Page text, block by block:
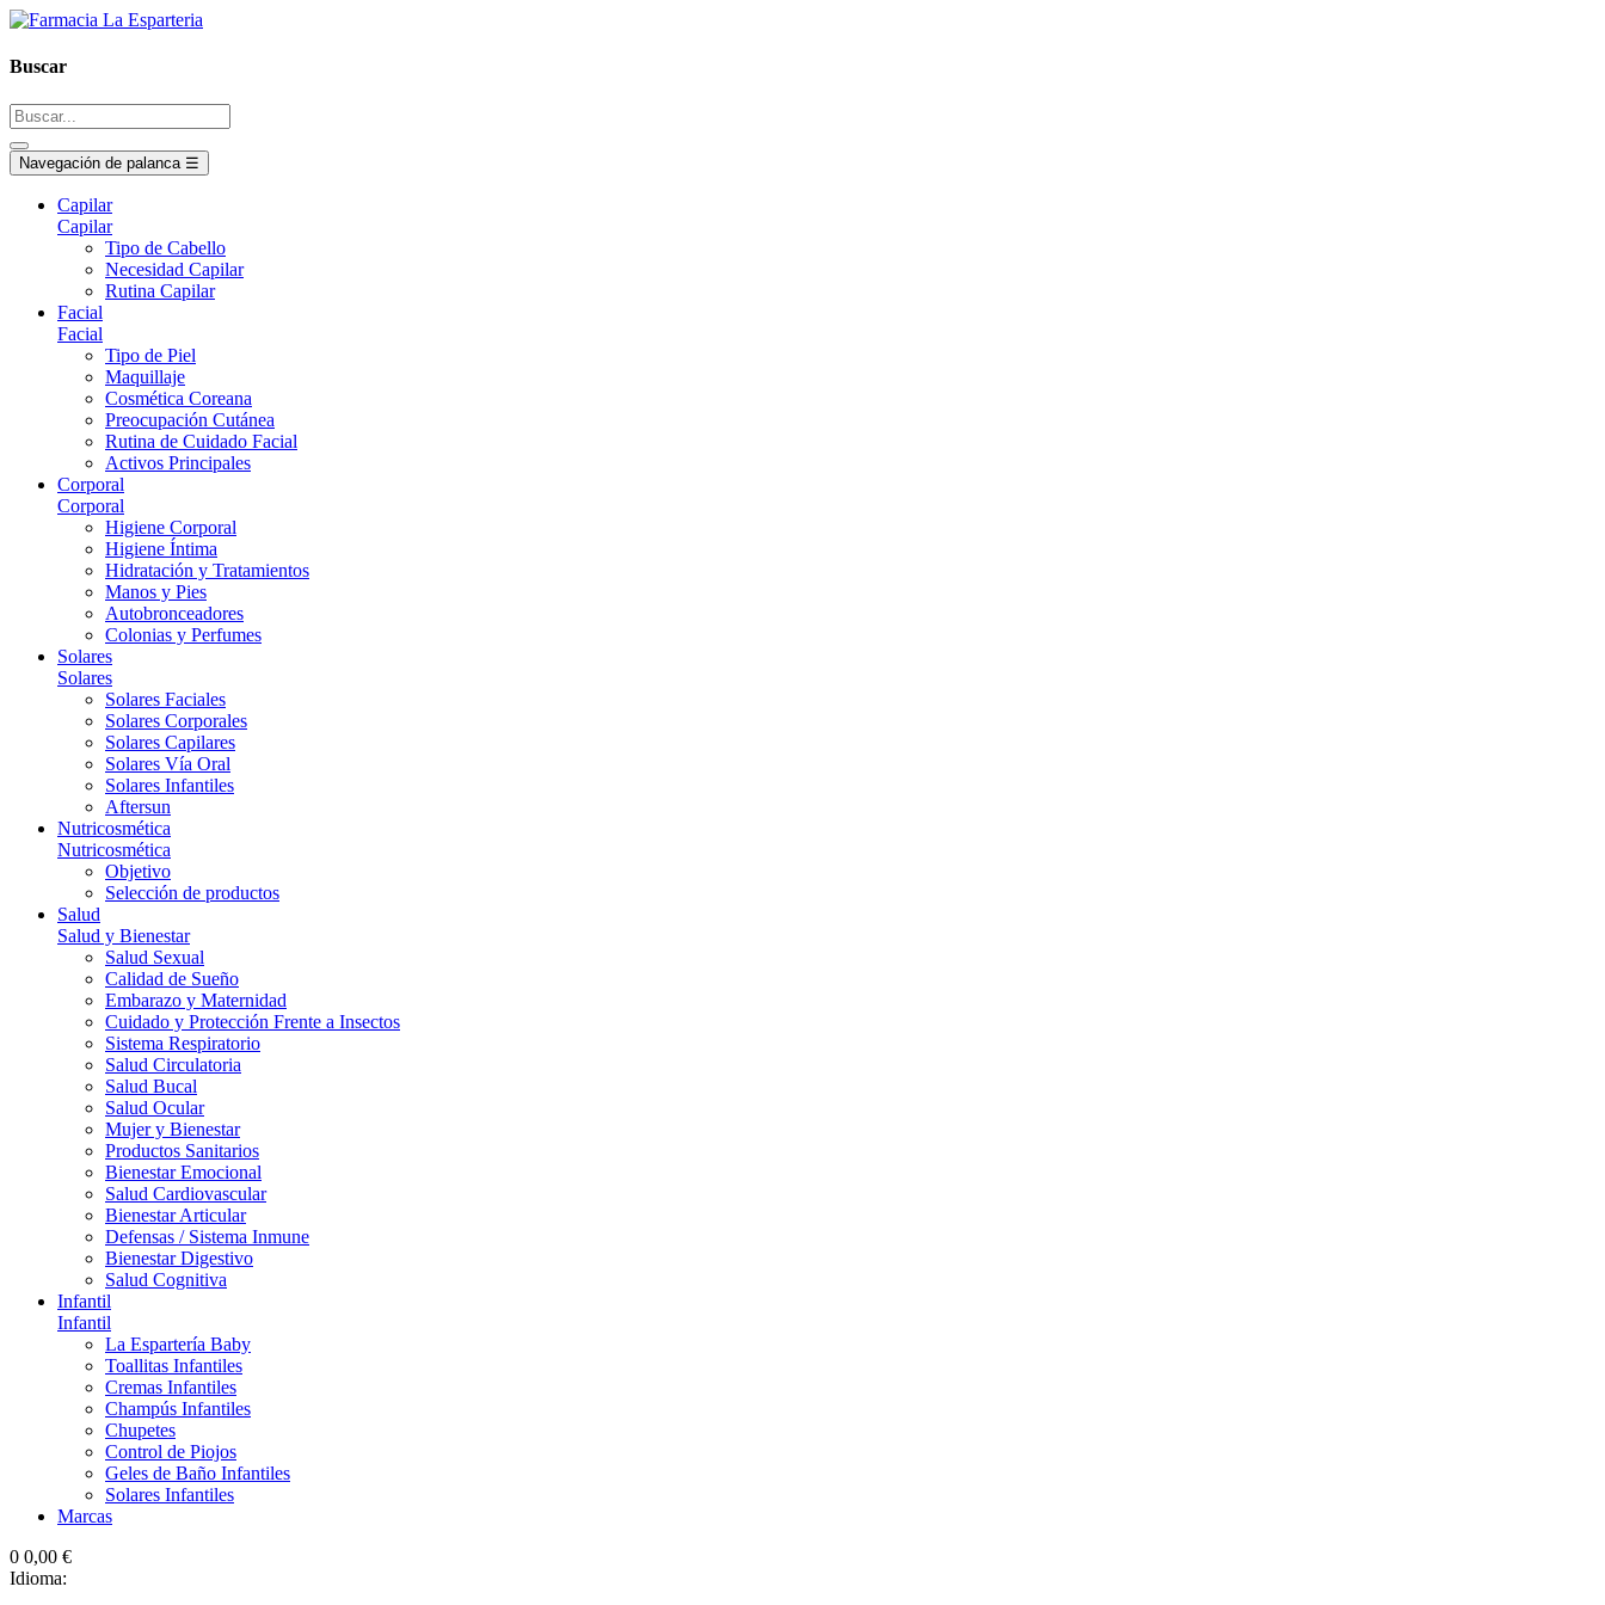
Buscar
Navegación de palanca ☰
Capilar
Capilar
Tipo de Cabello
Necesidad Capilar
Rutina Capilar
Facial
Facial
Tipo de Piel
Maquillaje
Cosmética Coreana
Preocupación Cutánea
Rutina de Cuidado Facial
Activos Principales
Corporal
Corporal
Higiene Corporal
Higiene Íntima
Hidratación y Tratamientos
Manos y Pies
Autobronceadores
Colonias y Perfumes
Solares
Solares
Solares Faciales
Solares Corporales
Solares Capilares
Solares Vía Oral
Solares Infantiles
Aftersun
Nutricosmética
Nutricosmética
Objetivo
Selección de productos
Salud
Salud y Bienestar
Salud Sexual
Calidad de Sueño
Embarazo y Maternidad
Cuidado y Protección Frente a Insectos
Sistema Respiratorio
Salud Circulatoria
Salud Bucal
Salud Ocular
Mujer y Bienestar
Productos Sanitarios
Bienestar Emocional
Salud Cardiovascular
Bienestar Articular
Defensas / Sistema Inmune
Bienestar Digestivo
Salud Cognitiva
Infantil
Infantil
La Espartería Baby
Toallitas Infantiles
Cremas Infantiles
Champús Infantiles
Chupetes
Control de Piojos
Geles de Baño Infantiles
Solares Infantiles
Marcas
0 0,00 €
Idioma: